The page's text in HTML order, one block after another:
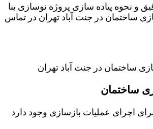
و نحوه پیاده سازی پروژه نوسازی بنا
ساختمان در جنت آباد تهران در تماس
ساختمان
اچرای عملیات بازسازی وجود دارد